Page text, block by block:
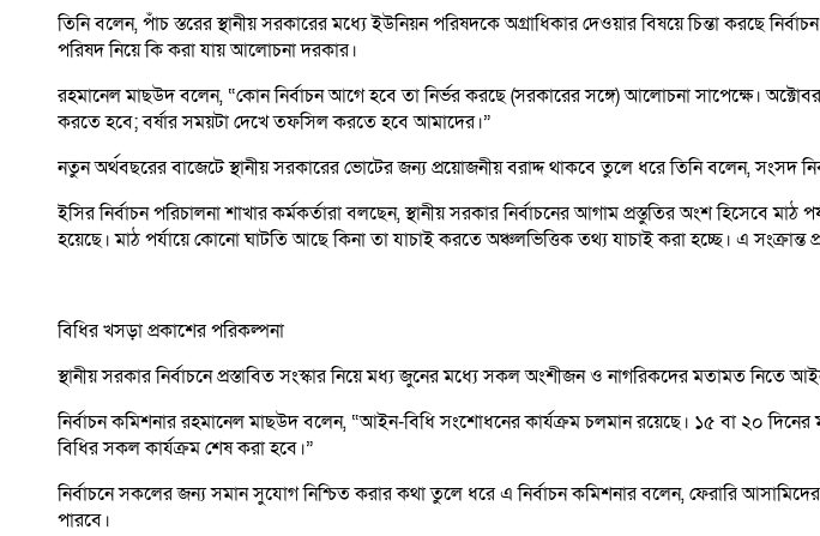
তিনি বলেন, পাঁচ স্তরের স্থানীয় সরকারের মধ্যে ইউনিয়ন পরিষদকে অগ্রাধিকার দেওয়ার বিষয়ে চিন্তা করছে
পরিষদ নিয়ে কি করা যায় আলোচনা দরকার।
রহমানেল মাছউদ বলেন, “কোন নির্বাচন আগে হবে তা নির্ভর করছে (সরকারের সঙ্গে) আলোচনা সাপেক্ষে।
করতে হবে; বর্ষার সময়টা দেখে তফসিল করতে হবে আমাদের।”
নতুন অর্থবছরের বাজেটে স্থানীয় সরকারের ভোটের জন্য প্রয়োজনীয় বরাদ্দ থাকবে তুলে ধরে তিনি বলেন, সংসদ
ইসির নির্বাচন পরিচালনা শাখার কর্মকর্তারা বলছেন, স্থানীয় সরকার নির্বাচনের আগাম প্রস্তুতির অংশ হিসেবে
হয়েছে। মাঠ পর্যায়ে কোনো ঘাটতি আছে কিনা তা যাচাই করতে অঞ্চলভিত্তিক তথ্য যাচাই করা হচ্ছে। এ
বিধির খসড়া প্রকাশের পরিকল্পনা
স্থানীয় সরকার নির্বাচনে প্রস্তাবিত সংস্কার নিয়ে মধ্য জুনের মধ্যে সকল অংশীজন ও নাগরিকদের মতামত নিতে
নির্বাচন কমিশনার রহমানেল মাছউদ বলেন, “আইন-বিধি সংশোধনের কার্যক্রম চলমান রয়েছে। ১৫ বা ২০
বিধির সকল কার্যক্রম শেষ করা হবে।”
নির্বাচনে সকলের জন্য সমান সুযোগ নিশ্চিত করার কথা তুলে ধরে এ নির্বাচন কমিশনার বলেন, ফেরারি
পারবে।